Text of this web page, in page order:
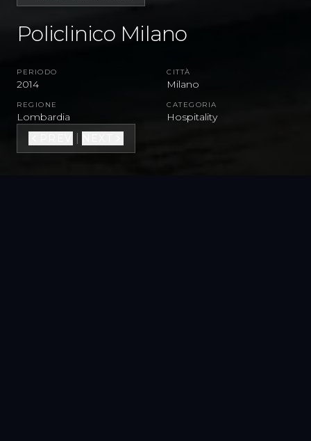
Policlinico Milano
PERIODO
2014
CITTÀ
Milano
REGIONE
Lombardia
CATEGORIA
Hospitality